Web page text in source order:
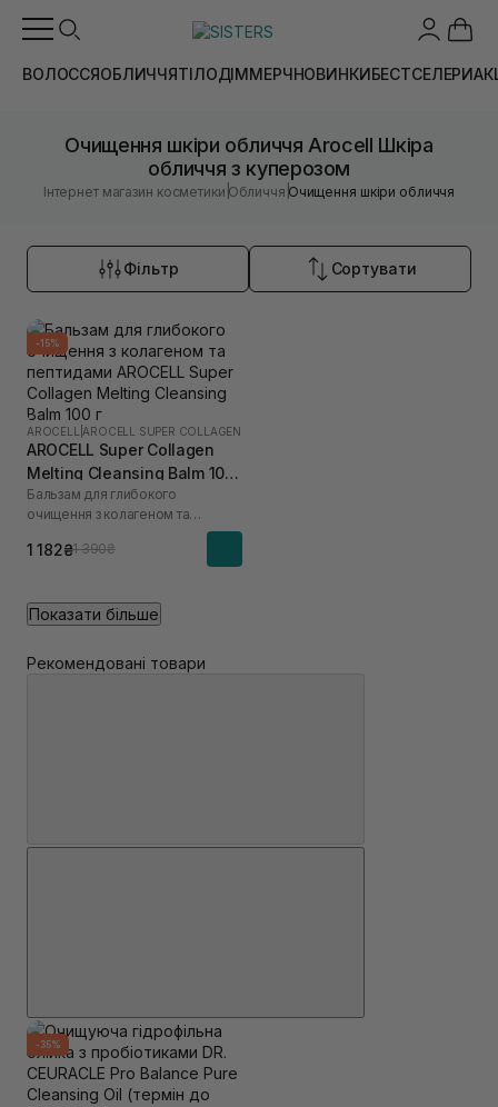
ВОЛОССЯОБЛИЧЧЯТІЛОДІММЕРЧНОВИНКИБЕСТСЕЛЕРИ
Очищення шкіри обличчя Arocell Шкіра
обличчя з куперозом
Інтернет магазин косметики |Обличчя |Очищення шкіри обличчя
Фільтр Сортувати
-15%
AROCELL AROCELL SUPER COLLAGEN
AROCELL Super Collagen
Melting Cleansing Balm 100
г
Бальзам для глибокого
очищення з колагеном та
1 182₴1 390₴
Показати більше
Рекомендовані товари
-35%